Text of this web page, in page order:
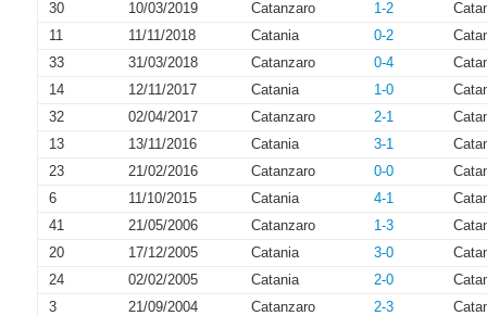
30
10/03/2019 Catanzaro 1-2
11
11/11/2018 Catania 0-2
33
31/03/2018 Catanzaro 0-4
14
12/11/2017 Catania 1-0
32
02/04/2017 Catanzaro 2-1
13
13/11/2016 Catania 3-1
23
21/02/2016 Catanzaro 0-0
6
11/10/2015 Catania 4-1
41
21/05/2006 Catanzaro 1-3
20
17/12/2005 Catania 3-0
24
02/02/2005 Catania 2-0
3
21/09/2004 Catanzaro 2-3